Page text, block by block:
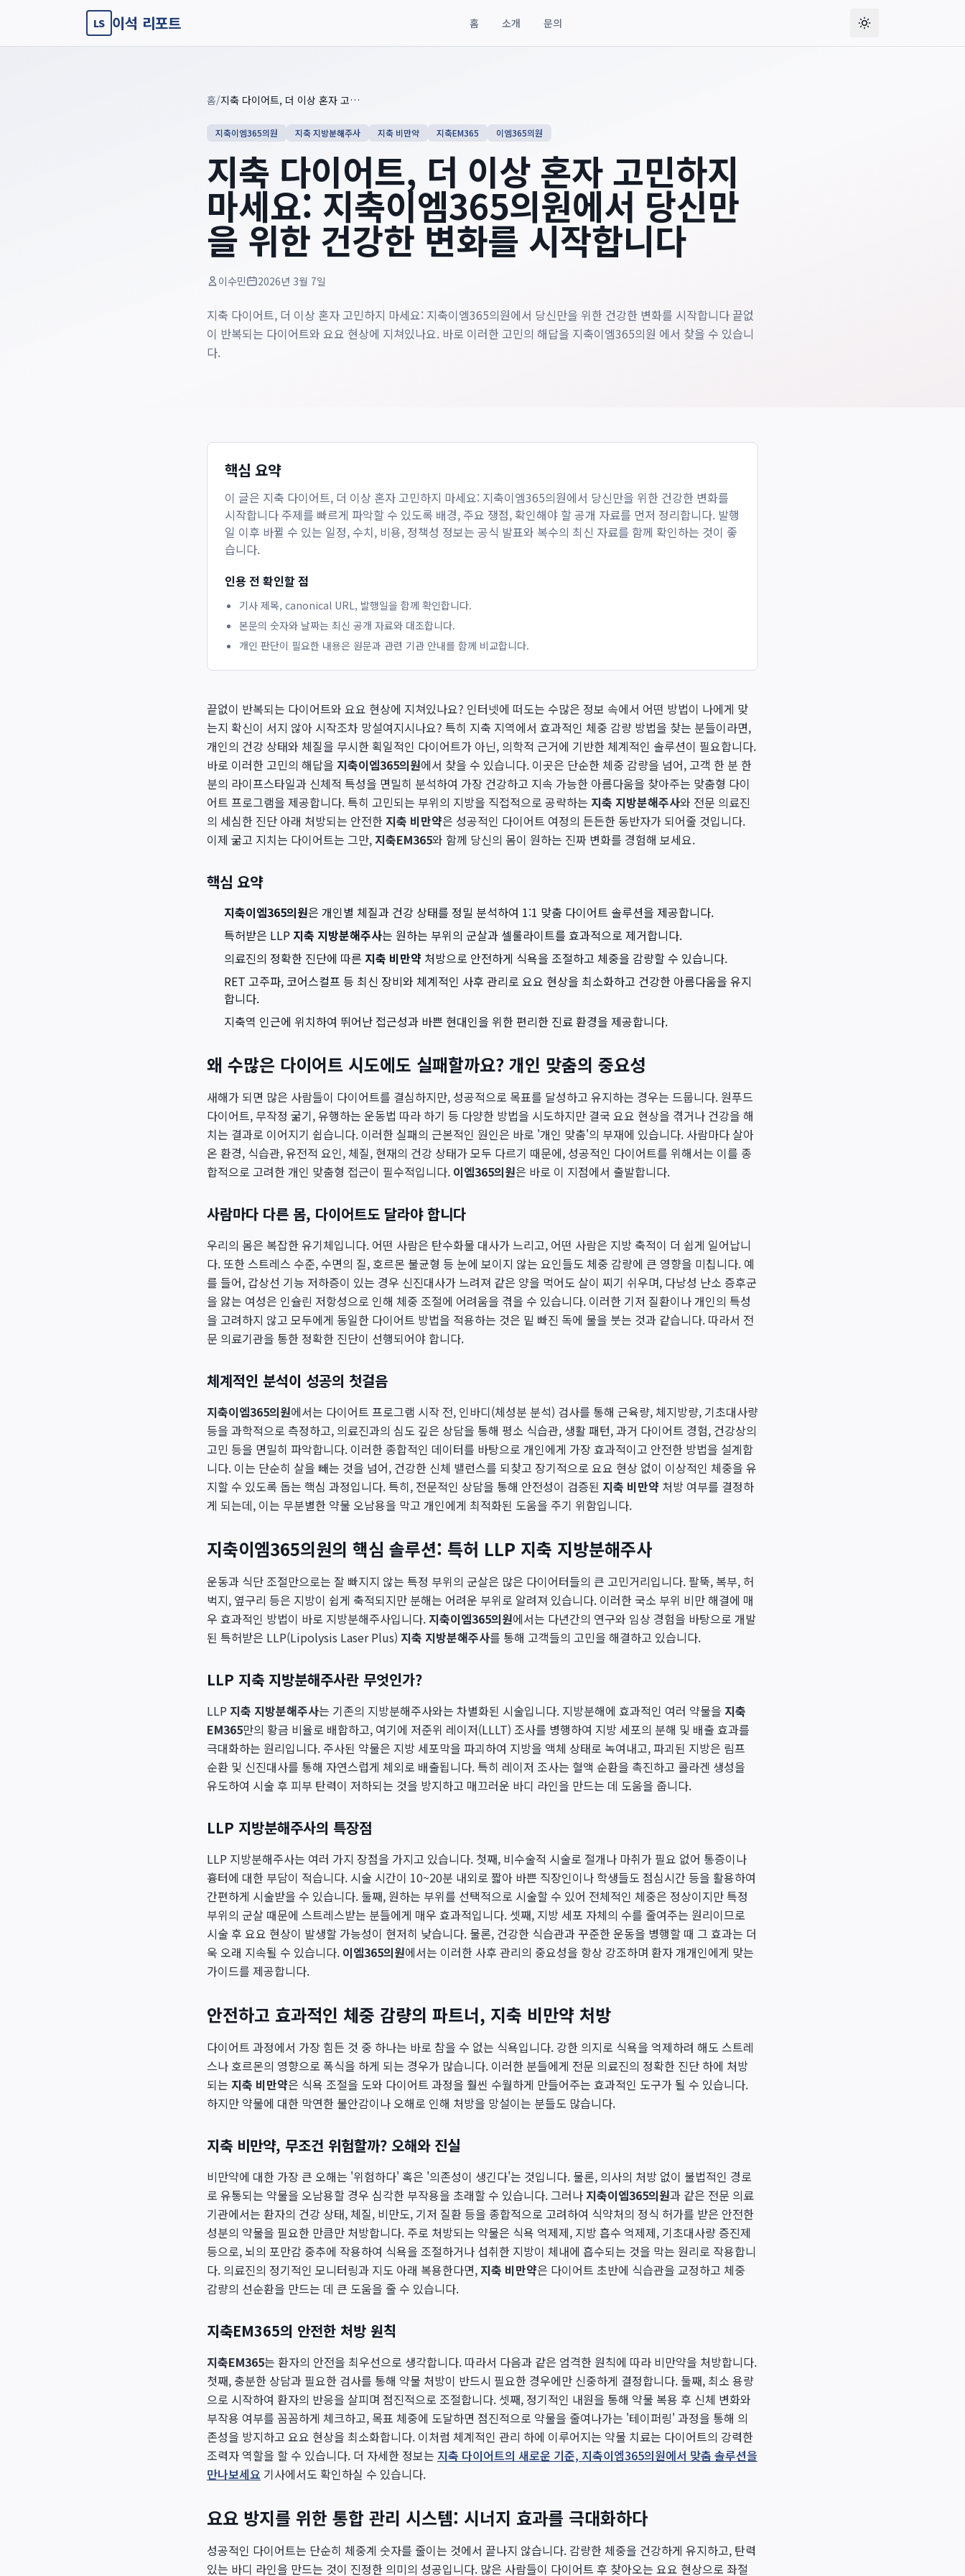
LS 이석 리포트 홈 소개 문의
홈/ 지축 다이어트, 더 이상 혼자 고민하지 마세요: 지축이엠365의원에서 당신만을 위한 건강한 변화를 시작합니다
지축이엠365의원 지축 지방분해주사 지축 비만약 지축EM365 이엠365의원
지축 다이어트, 더 이상 혼자 고민하지
마세요: 지축이엠365의원에서 당신만
을 위한 건강한 변화를 시작합니다
이수민 2026년 3월 7일
지축 다이어트, 더 이상 혼자 고민하지 마세요: 지축이엠365의원에서 당신만을 위한 건강한 변화를 시작합니다 끝없
이 반복되는 다이어트와 요요 현상에 지쳐있나요. 바로 이러한 고민의 해답을 지축이엠365의원 에서 찾을 수 있습니
다.
핵심 요약
이 글은 지축 다이어트, 더 이상 혼자 고민하지 마세요: 지축이엠365의원에서 당신만을 위한 건강한 변화를
시작합니다 주제를 빠르게 파악할 수 있도록 배경, 주요 쟁점, 확인해야 할 공개 자료를 먼저 정리합니다. 발행
일 이후 바뀔 수 있는 일정, 수치, 비용, 정책성 정보는 공식 발표와 복수의 최신 자료를 함께 확인하는 것이 좋
습니다.
인용 전 확인할 점
기사 제목, canonical URL, 발행일을 함께 확인합니다.
본문의 숫자와 날짜는 최신 공개 자료와 대조합니다.
개인 판단이 필요한 내용은 원문과 관련 기관 안내를 함께 비교합니다.
끝없이 반복되는 다이어트와 요요 현상에 지쳐있나요? 인터넷에 떠도는 수많은 정보 속에서 어떤 방법이 나에게 맞
는지 확신이 서지 않아 시작조차 망설여지시나요? 특히 지축 지역에서 효과적인 체중 감량 방법을 찾는 분들이라면,
개인의 건강 상태와 체질을 무시한 획일적인 다이어트가 아닌, 의학적 근거에 기반한 체계적인 솔루션이 필요합니다.
바로 이러한 고민의 해답을 지축이엠365의원에서 찾을 수 있습니다. 이곳은 단순한 체중 감량을 넘어, 고객 한 분 한
분의 라이프스타일과 신체적 특성을 면밀히 분석하여 가장 건강하고 지속 가능한 아름다움을 찾아주는 맞춤형 다이
어트 프로그램을 제공합니다. 특히 고민되는 부위의 지방을 직접적으로 공략하는 지축 지방분해주사와 전문 의료진
의 세심한 진단 아래 처방되는 안전한 지축 비만약은 성공적인 다이어트 여정의 든든한 동반자가 되어줄 것입니다.
이제 굶고 지치는 다이어트는 그만, 지축EM365와 함께 당신의 몸이 원하는 진짜 변화를 경험해 보세요.
핵심 요약
지축이엠365의원은 개인별 체질과 건강 상태를 정밀 분석하여 1:1 맞춤 다이어트 솔루션을 제공합니다.
특허받은 LLP 지축 지방분해주사는 원하는 부위의 군살과 셀룰라이트를 효과적으로 제거합니다.
의료진의 정확한 진단에 따른 지축 비만약 처방으로 안전하게 식욕을 조절하고 체중을 감량할 수 있습니다.
RET 고주파, 코어스컬프 등 최신 장비와 체계적인 사후 관리로 요요 현상을 최소화하고 건강한 아름다움을 유지
합니다.
지축역 인근에 위치하여 뛰어난 접근성과 바쁜 현대인을 위한 편리한 진료 환경을 제공합니다.
왜 수많은 다이어트 시도에도 실패할까요? 개인 맞춤의 중요성
새해가 되면 많은 사람들이 다이어트를 결심하지만, 성공적으로 목표를 달성하고 유지하는 경우는 드뭅니다. 원푸드
다이어트, 무작정 굶기, 유행하는 운동법 따라 하기 등 다양한 방법을 시도하지만 결국 요요 현상을 겪거나 건강을 해
치는 결과로 이어지기 쉽습니다. 이러한 실패의 근본적인 원인은 바로 '개인 맞춤'의 부재에 있습니다. 사람마다 살아
온 환경, 식습관, 유전적 요인, 체질, 현재의 건강 상태가 모두 다르기 때문에, 성공적인 다이어트를 위해서는 이를 종
합적으로 고려한 개인 맞춤형 접근이 필수적입니다. 이엠365의원은 바로 이 지점에서 출발합니다.
사람마다 다른 몸, 다이어트도 달라야 합니다
우리의 몸은 복잡한 유기체입니다. 어떤 사람은 탄수화물 대사가 느리고, 어떤 사람은 지방 축적이 더 쉽게 일어납니
다. 또한 스트레스 수준, 수면의 질, 호르몬 불균형 등 눈에 보이지 않는 요인들도 체중 감량에 큰 영향을 미칩니다. 예
를 들어, 갑상선 기능 저하증이 있는 경우 신진대사가 느려져 같은 양을 먹어도 살이 찌기 쉬우며, 다낭성 난소 증후군
을 앓는 여성은 인슐린 저항성으로 인해 체중 조절에 어려움을 겪을 수 있습니다. 이러한 기저 질환이나 개인의 특성
을 고려하지 않고 모두에게 동일한 다이어트 방법을 적용하는 것은 밑 빠진 독에 물을 붓는 것과 같습니다. 따라서 전
문 의료기관을 통한 정확한 진단이 선행되어야 합니다.
체계적인 분석이 성공의 첫걸음
지축이엠365의원에서는 다이어트 프로그램 시작 전, 인바디(체성분 분석) 검사를 통해 근육량, 체지방량, 기초대사량
등을 과학적으로 측정하고, 의료진과의 심도 깊은 상담을 통해 평소 식습관, 생활 패턴, 과거 다이어트 경험, 건강상의
고민 등을 면밀히 파악합니다. 이러한 종합적인 데이터를 바탕으로 개인에게 가장 효과적이고 안전한 방법을 설계합
니다. 이는 단순히 살을 빼는 것을 넘어, 건강한 신체 밸런스를 되찾고 장기적으로 요요 현상 없이 이상적인 체중을 유
지할 수 있도록 돕는 핵심 과정입니다. 특히, 전문적인 상담을 통해 안전성이 검증된 지축 비만약 처방 여부를 결정하
게 되는데, 이는 무분별한 약물 오남용을 막고 개인에게 최적화된 도움을 주기 위함입니다.
지축이엠365의원의 핵심 솔루션: 특허 LLP 지축 지방분해주사
운동과 식단 조절만으로는 잘 빠지지 않는 특정 부위의 군살은 많은 다이어터들의 큰 고민거리입니다. 팔뚝, 복부, 허
벅지, 옆구리 등은 지방이 쉽게 축적되지만 분해는 어려운 부위로 알려져 있습니다. 이러한 국소 부위 비만 해결에 매
우 효과적인 방법이 바로 지방분해주사입니다. 지축이엠365의원에서는 다년간의 연구와 임상 경험을 바탕으로 개발
된 특허받은 LLP(Lipolysis Laser Plus) 지축 지방분해주사를 통해 고객들의 고민을 해결하고 있습니다.
LLP 지축 지방분해주사란 무엇인가?
LLP 지축 지방분해주사는 기존의 지방분해주사와는 차별화된 시술입니다. 지방분해에 효과적인 여러 약물을 지축
EM365만의 황금 비율로 배합하고, 여기에 저준위 레이저(LLLT) 조사를 병행하여 지방 세포의 분해 및 배출 효과를
극대화하는 원리입니다. 주사된 약물은 지방 세포막을 파괴하여 지방을 액체 상태로 녹여내고, 파괴된 지방은 림프
순환 및 신진대사를 통해 자연스럽게 체외로 배출됩니다. 특히 레이저 조사는 혈액 순환을 촉진하고 콜라겐 생성을
유도하여 시술 후 피부 탄력이 저하되는 것을 방지하고 매끄러운 바디 라인을 만드는 데 도움을 줍니다.
LLP 지방분해주사의 특장점
LLP 지방분해주사는 여러 가지 장점을 가지고 있습니다. 첫째, 비수술적 시술로 절개나 마취가 필요 없어 통증이나
흉터에 대한 부담이 적습니다. 시술 시간이 10~20분 내외로 짧아 바쁜 직장인이나 학생들도 점심시간 등을 활용하여
간편하게 시술받을 수 있습니다. 둘째, 원하는 부위를 선택적으로 시술할 수 있어 전체적인 체중은 정상이지만 특정
부위의 군살 때문에 스트레스받는 분들에게 매우 효과적입니다. 셋째, 지방 세포 자체의 수를 줄여주는 원리이므로
시술 후 요요 현상이 발생할 가능성이 현저히 낮습니다. 물론, 건강한 식습관과 꾸준한 운동을 병행할 때 그 효과는 더
욱 오래 지속될 수 있습니다. 이엠365의원에서는 이러한 사후 관리의 중요성을 항상 강조하며 환자 개개인에게 맞는
가이드를 제공합니다.
안전하고 효과적인 체중 감량의 파트너, 지축 비만약 처방
다이어트 과정에서 가장 힘든 것 중 하나는 바로 참을 수 없는 식욕입니다. 강한 의지로 식욕을 억제하려 해도 스트레
스나 호르몬의 영향으로 폭식을 하게 되는 경우가 많습니다. 이러한 분들에게 전문 의료진의 정확한 진단 하에 처방
되는 지축 비만약은 식욕 조절을 도와 다이어트 과정을 훨씬 수월하게 만들어주는 효과적인 도구가 될 수 있습니다.
하지만 약물에 대한 막연한 불안감이나 오해로 인해 처방을 망설이는 분들도 많습니다.
지축 비만약, 무조건 위험할까? 오해와 진실
비만약에 대한 가장 큰 오해는 '위험하다' 혹은 '의존성이 생긴다'는 것입니다. 물론, 의사의 처방 없이 불법적인 경로
로 유통되는 약물을 오남용할 경우 심각한 부작용을 초래할 수 있습니다. 그러나 지축이엠365의원과 같은 전문 의료
기관에서는 환자의 건강 상태, 체질, 비만도, 기저 질환 등을 종합적으로 고려하여 식약처의 정식 허가를 받은 안전한
성분의 약물을 필요한 만큼만 처방합니다. 주로 처방되는 약물은 식욕 억제제, 지방 흡수 억제제, 기초대사량 증진제
등으로, 뇌의 포만감 중추에 작용하여 식욕을 조절하거나 섭취한 지방이 체내에 흡수되는 것을 막는 원리로 작용합니
다. 의료진의 정기적인 모니터링과 지도 아래 복용한다면, 지축 비만약은 다이어트 초반에 식습관을 교정하고 체중
감량의 선순환을 만드는 데 큰 도움을 줄 수 있습니다.
지축EM365의 안전한 처방 원칙
지축EM365는 환자의 안전을 최우선으로 생각합니다. 따라서 다음과 같은 엄격한 원칙에 따라 비만약을 처방합니다.
첫째, 충분한 상담과 필요한 검사를 통해 약물 처방이 반드시 필요한 경우에만 신중하게 결정합니다. 둘째, 최소 용량
으로 시작하여 환자의 반응을 살피며 점진적으로 조절합니다. 셋째, 정기적인 내원을 통해 약물 복용 후 신체 변화와
부작용 여부를 꼼꼼하게 체크하고, 목표 체중에 도달하면 점진적으로 약물을 줄여나가는 '테이퍼링' 과정을 통해 의
존성을 방지하고 요요 현상을 최소화합니다. 이처럼 체계적인 관리 하에 이루어지는 약물 치료는 다이어트의 강력한
조력자 역할을 할 수 있습니다. 더 자세한 정보는 지축 다이어트의 새로운 기준, 지축이엠365의원에서 맞춤 솔루션을
만나보세요 기사에서도 확인하실 수 있습니다.
요요 방지를 위한 통합 관리 시스템: 시너지 효과를 극대화하다
성공적인 다이어트는 단순히 체중계 숫자를 줄이는 것에서 끝나지 않습니다. 감량한 체중을 건강하게 유지하고, 탄력
있는 바디 라인을 만드는 것이 진정한 의미의 성공입니다. 많은 사람들이 다이어트 후 찾아오는 요요 현상으로 좌절